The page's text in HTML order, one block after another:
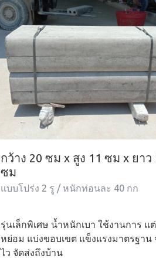
กว้าง 20 ซม x สูง 11 ซม x ยาว
ซม
แบบโปร่ง 2 รู / หนักท่อนละ 40 กก
รุ่นเล็กพิเศษ น้ำหนักเบา ใช้งานการ แ
หย่อม แบ่งขอบเขต แข็งแรงมาตรฐาน
ไว จัดส่งถึงบ้าน